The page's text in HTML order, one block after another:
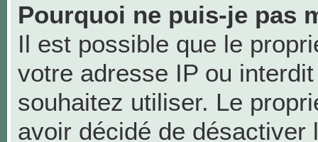
Pourquoi ne puis-je pas
Il est possible que le
votre adresse IP ou
souhaitez utiliser. Le
avoir décidé de désactiver